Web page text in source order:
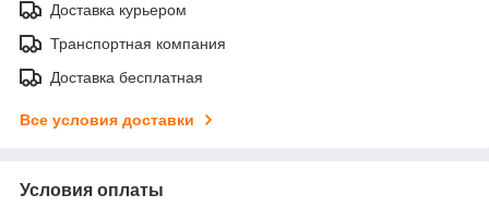
Доставка курьером
Транспортная компания
Доставка бесплатная
Все условия доставки
Условия оплаты